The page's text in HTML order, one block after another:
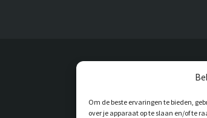
Om de beste ervaringen te bieden,
over je apparaat op te slaan en/of te